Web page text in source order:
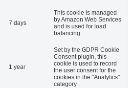
7 days
This cookie is managed
by Amazon Web Services
and is used for load
balancing.
1 year
Set by the GDPR Cookie
Consent plugin, this
cookie is used to record
the user consent for the
cookies in the "Analytics"
category .